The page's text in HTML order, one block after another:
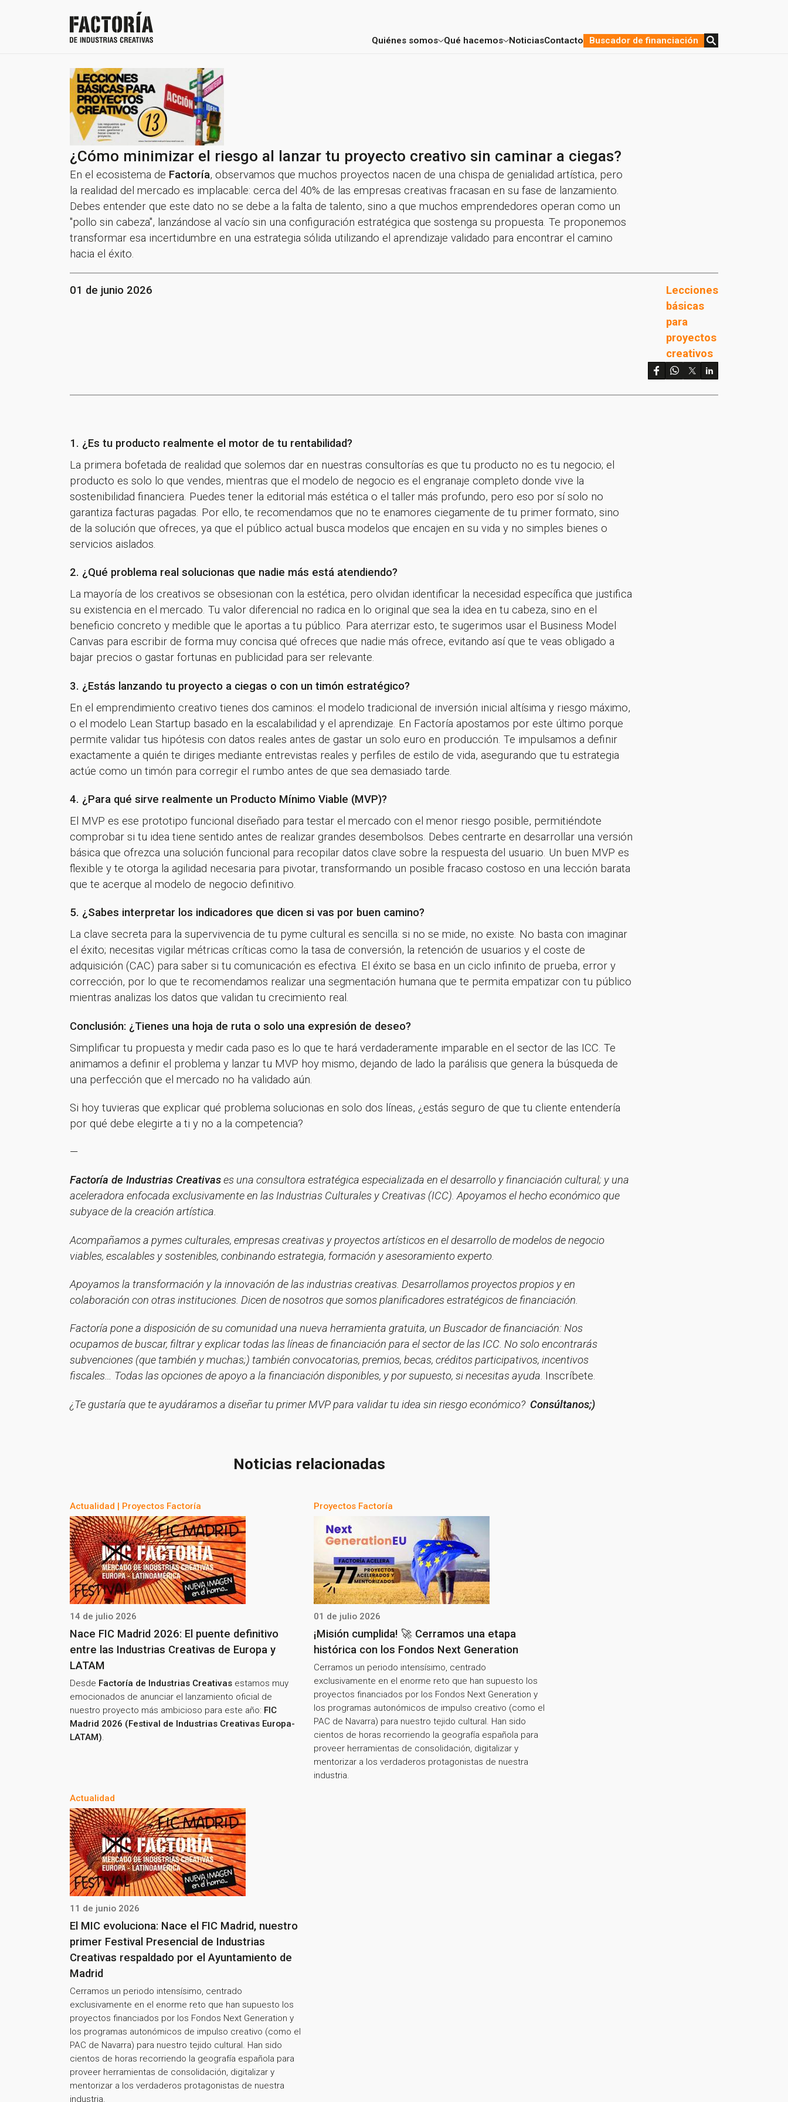
¡Gracias por suscribirte a nuestra newsletter!
Ir a la home
Quiénes somos
Entidades colaboradoras
Qué hacemos NoticiasContacto Buscador de financiación
¿Cómo minimizar el riesgo al lanzar tu proyecto creativo sin caminar a ciegas?
En el ecosistema de Factoría, observamos que muchos proyectos nacen de una chispa de genialidad artística, pero
la realidad del mercado es implacable: cerca del 40% de las empresas creativas fracasan en su fase de lanzamiento.
Debes entender que este dato no se debe a la falta de talento, sino a que muchos emprendedores operan como un
"pollo sin cabeza", lanzándose al vacío sin una configuración estratégica que sostenga su propuesta. Te proponemos
transformar esa incertidumbre en una estrategia sólida utilizando el aprendizaje validado para encontrar el camino
hacia el éxito.
01 de junio 2026
Lecciones
básicas
para
proyectos
creativos
1. ¿Es tu producto realmente el motor de tu rentabilidad?
La primera bofetada de realidad que solemos dar en nuestras consultorías es que tu producto no es tu negocio; el
producto es solo lo que vendes, mientras que el modelo de negocio es el engranaje completo donde vive la
sostenibilidad financiera. Puedes tener la editorial más estética o el taller más profundo, pero eso por sí solo no
garantiza facturas pagadas. Por ello, te recomendamos que no te enamores ciegamente de tu primer formato, sino
de la solución que ofreces, ya que el público actual busca modelos que encajen en su vida y no simples bienes o
servicios aislados.
2. ¿Qué problema real solucionas que nadie más está atendiendo?
La mayoría de los creativos se obsesionan con la estética, pero olvidan identificar la necesidad específica que justifica
su existencia en el mercado. Tu valor diferencial no radica en lo original que sea la idea en tu cabeza, sino en el
beneficio concreto y medible que le aportas a tu público. Para aterrizar esto, te sugerimos usar el Business Model
Canvas para escribir de forma muy concisa qué ofreces que nadie más ofrece, evitando así que te veas obligado a
bajar precios o gastar fortunas en publicidad para ser relevante.
3. ¿Estás lanzando tu proyecto a ciegas o con un timón estratégico?
En el emprendimiento creativo tienes dos caminos: el modelo tradicional de inversión inicial altísima y riesgo máximo,
o el modelo Lean Startup basado en la escalabilidad y el aprendizaje. En Factoría apostamos por este último porque
permite validar tus hipótesis con datos reales antes de gastar un solo euro en producción. Te impulsamos a definir
exactamente a quién te diriges mediante entrevistas reales y perfiles de estilo de vida, asegurando que tu estrategia
actúe como un timón para corregir el rumbo antes de que sea demasiado tarde.
4. ¿Para qué sirve realmente un Producto Mínimo Viable (MVP)?
El MVP es ese prototipo funcional diseñado para testar el mercado con el menor riesgo posible, permitiéndote
comprobar si tu idea tiene sentido antes de realizar grandes desembolsos. Debes centrarte en desarrollar una versión
básica que ofrezca una solución funcional para recopilar datos clave sobre la respuesta del usuario. Un buen MVP es
flexible y te otorga la agilidad necesaria para pivotar, transformando un posible fracaso costoso en una lección barata
que te acerque al modelo de negocio definitivo.
5. ¿Sabes interpretar los indicadores que dicen si vas por buen camino?
La clave secreta para la supervivencia de tu pyme cultural es sencilla: si no se mide, no existe. No basta con imaginar
el éxito; necesitas vigilar métricas críticas como la tasa de conversión, la retención de usuarios y el coste de
adquisición (CAC) para saber si tu comunicación es efectiva. El éxito se basa en un ciclo infinito de prueba, error y
corrección, por lo que te recomendamos realizar una segmentación humana que te permita empatizar con tu público
mientras analizas los datos que validan tu crecimiento real.
Conclusión: ¿Tienes una hoja de ruta o solo una expresión de deseo?
Simplificar tu propuesta y medir cada paso es lo que te hará verdaderamente imparable en el sector de las ICC. Te
animamos a definir el problema y lanzar tu MVP hoy mismo, dejando de lado la parálisis que genera la búsqueda de
una perfección que el mercado no ha validado aún.
Si hoy tuvieras que explicar qué problema solucionas en solo dos líneas, ¿estás seguro de que tu cliente entendería
por qué debe elegirte a ti y no a la competencia?
—
Factoría de Industrias Creativases una consultora estratégica especializada en el desarrollo y financiación cultural; y una
aceleradora enfocada exclusivamente en las Industrias Culturales y Creativas (ICC). Apoyamos el hecho económico que
subyace de la creación artística.
Acompañamos a pymes culturales, empresas creativas y proyectos artísticos en el desarrollo de modelos de negocio
viables, escalables y sostenibles, conbinando estrategia, formación y asesoramiento experto.
Apoyamos la transformación y la innovación de las industrias creativas. Desarrollamos proyectos propios y en
colaboración con otras instituciones. Dicen de nosotros que somos planificadores estratégicos de financiación.
Factoría pone a disposición de su comunidad una nueva herramienta gratuita, un Buscador de financiación: Nos
ocupamos de buscar, filtrar y explicar todas las líneas de financiación para el sector de las ICC. No solo encontrarás
subvenciones (que también y muchas;) también convocatorias, premios, becas, créditos participativos, incentivos
fiscales… Todas las opciones de apoyo a la financiación disponibles, y por supuesto, si necesitas ayuda. Inscríbete.
¿Te gustaría que te ayudáramos a diseñar tu primer MVP para validar tu idea sin riesgo económico? Consúltanos;)
Noticias relacionadas
Actualidad | Proyectos Factoría
14 de julio 2026
Nace FIC Madrid 2026: El puente definitivo
entre las Industrias Creativas de Europa y
LATAM
Desde Factoría de Industrias Creativas estamos muy
emocionados de anunciar el lanzamiento oficial de
nuestro proyecto más ambicioso para este año: FIC
Madrid 2026 (Festival de Industrias Creativas Europa-
LATAM).
Proyectos Factoría
01 de julio 2026
¡Misión cumplida! 🚀 Cerramos una etapa
histórica con los Fondos Next Generation
Cerramos un periodo intensísimo, centrado
exclusivamente en el enorme reto que han supuesto los
proyectos financiados por los Fondos Next Generation y
los programas autonómicos de impulso creativo (como el
PAC de Navarra) para nuestro tejido cultural. Han sido
cientos de horas recorriendo la geografía española para
proveer herramientas de consolidación, digitalizar y
mentorizar a los verdaderos protagonistas de nuestra
industria.
Actualidad
11 de junio 2026
El MIC evoluciona: Nace el FIC Madrid, nuestro
primer Festival Presencial de Industrias
Creativas respaldado por el Ayuntamiento de
Madrid
Cerramos un periodo intensísimo, centrado
exclusivamente en el enorme reto que han supuesto los
proyectos financiados por los Fondos Next Generation y
los programas autonómicos de impulso creativo (como el
PAC de Navarra) para nuestro tejido cultural. Han sido
cientos de horas recorriendo la geografía española para
proveer herramientas de consolidación, digitalizar y
mentorizar a los verdaderos protagonistas de nuestra
industria.